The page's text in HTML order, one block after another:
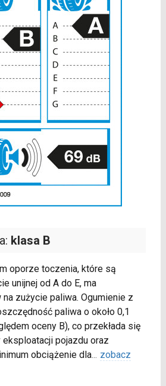
klasa B
oporze toczenia, które są
unijnej od A do E, ma
zużycie paliwa. Ogumienie z
paliwa o około 0,1
oceny B), co przekłada się
pojazdu oraz
obciążenie dla... zobacz